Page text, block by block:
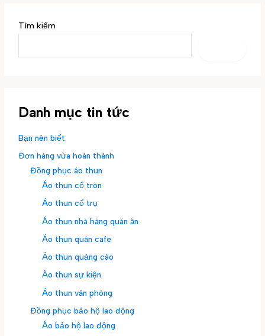
Tìm kiếm
Danh mục tin tức
Bạn nên biết
Đơn hàng vừa hoàn thành
Đồng phục áo thun
Áo thun cổ tròn
Áo thun cổ trụ
Áo thun nhà hàng quán ăn
Áo thun quán cafe
Áo thun quảng cáo
Áo thun sự kiện
Áo thun văn phòng
Đồng phục bảo hộ lao động
Áo bảo hộ lao động